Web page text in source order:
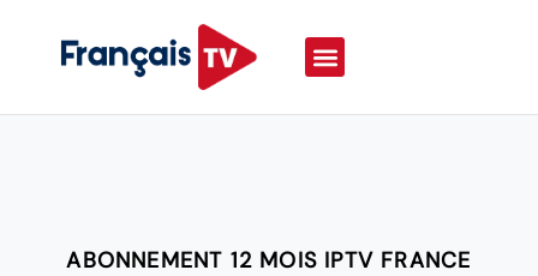
ABONNEMENT 12 MOIS IPTV FRANCE